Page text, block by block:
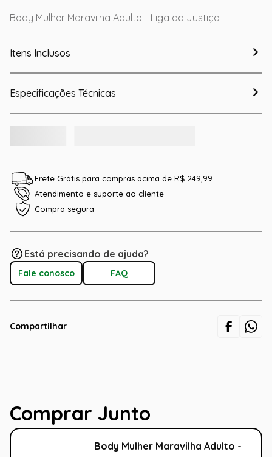
Body Mulher Maravilha Adulto - Liga da Justiça
Itens Inclusos
Especificações Técnicas
Frete Grátis para compras acima de R$ 249,99
Atendimento e suporte ao cliente
Compra segura
Está precisando de ajuda?
Fale conosco FAQ
Compartilhar
Comprar Junto
Body Mulher Maravilha Adulto -